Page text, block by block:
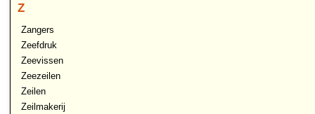
Z
Zangers
Zeefdruk
Zeevissen
Zeezeilen
Zeilen
Zeilmakerij